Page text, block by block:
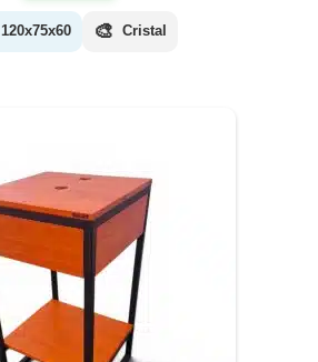
120x75x60 🎨 Cristal